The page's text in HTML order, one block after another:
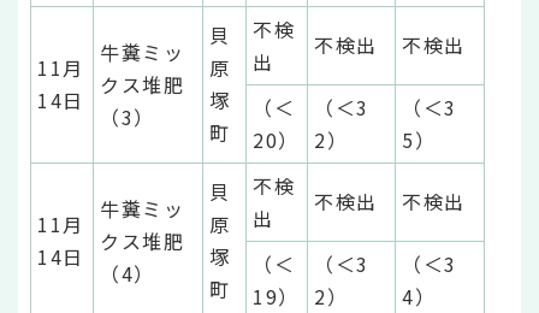
11月
14日
牛糞ミッ
クス堆肥
（3）
貝
原
塚
町
不検
出
不検出 不検出
（＜
20）
（＜3
2）
（＜3
5）
11月
14日
牛糞ミッ
クス堆肥
（4）
貝
原
塚
町
不検
出
不検出 不検出
（＜
19）
（＜3
2）
（＜3
4）